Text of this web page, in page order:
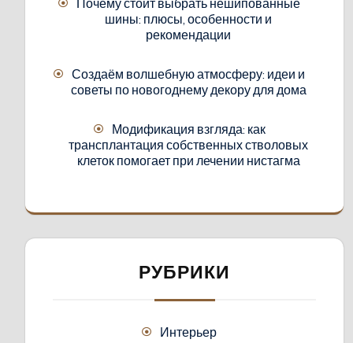
Почему стоит выбрать нешипованные
шины: плюсы, особенности и
рекомендации
Создаём волшебную атмосферу: идеи и
советы по новогоднему декору для дома
Модификация взгляда: как
трансплантация собственных стволовых
клеток помогает при лечении нистагма
РУБРИКИ
Интерьер